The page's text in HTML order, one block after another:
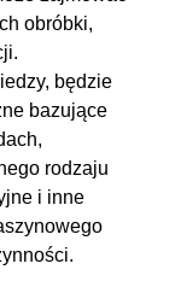
obróbki,
będzie
bazujące
rodzaju
i inne